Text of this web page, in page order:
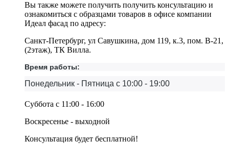
Вы также можете получить получить консультацию и
ознакомиться с образцами товаров в офисе компании
Идеал фасад по адресу:
Санкт-Петербург, ул Савушкина, дом 119, к.3, пом. В-21,
(2этаж), ТК Вилла.
Время работы:
Понедельник - Пятница с 10:00 - 19:00
Суббота с 11:00 - 16:00
Воскресенье - выходной
Консультация будет бесплатной!